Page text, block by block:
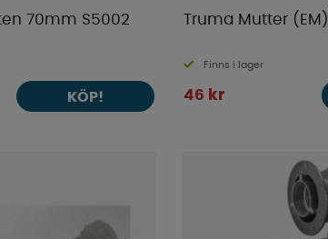
70mm S5002
KÖP!
Truma Mutter (EM)
Finns i lager
46 kr